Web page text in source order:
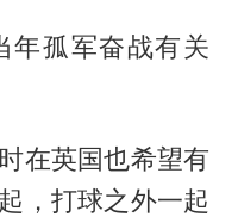
年孤军奋战有关
在英国也希望有
，打球之外一起